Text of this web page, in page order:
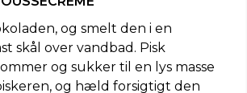
og smelt den i en
skål over vandbad. Pisk
og sukker til en lys masse
og hæld forsigtigt den